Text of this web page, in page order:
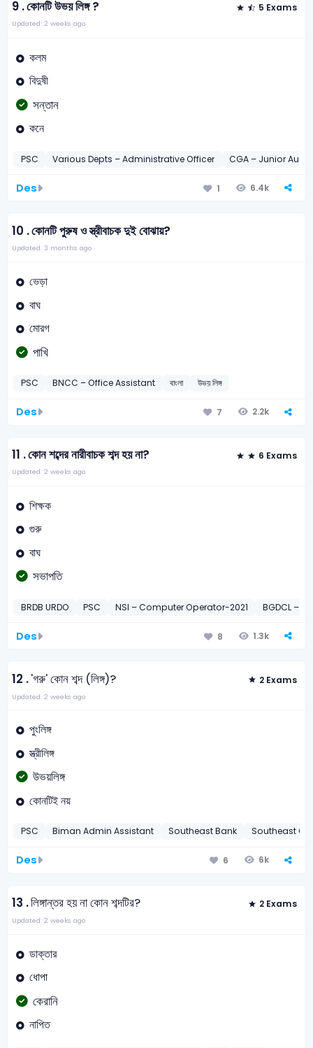
9 .কোনটি উভয় লিঙ্গ ? 5 Exams
Updated: 2 weeks ago
কলম
বিদুষী
সন্তান
কনে
PSC Various Depts – Administrative Officer CGA – Junior
Des 1 6.4k
10 .কোনটি পুরুষ ও স্ত্রীবাচক দুই বোঝায়?
Updated: 3 months ago
ভেড়া
বাঘ
মোরগ
পাখি
PSC BNCC – Office Assistant বাংলা উভয় লিঙ্গ
Des 7 2.2k
11 .কোন শব্দের নারীবাচক শব্দ হয় না? 6 Exams
Updated: 2 weeks ago
শিক্ষক
গুরু
বাঘ
সভাপতি
BRDB URDO PSC NSI – Computer Operator-2021 BGDCL –
Des 8 1.3k
12 .'গরু' কোন শব্দ (লিঙ্গ)? 2 Exams
Updated: 2 weeks ago
পুংলিঙ্গ
স্ত্রীলিঙ্গ
উভয়লিঙ্গ
কোনটিই নয়
PSC Biman Admin Assistant Southeast Bank Southeast
Des 6 6k
13 .লিঙ্গান্তর হয় না কোন শব্দটির? 2 Exams
Updated: 2 weeks ago
ডাক্তার
ধোপা
কেরানি
নাপিত